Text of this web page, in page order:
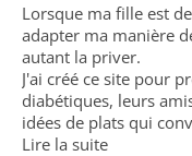
Lorsque ma fille est
adapter ma manière
autant la priver.
J'ai créé ce site pour
diabétiques, leurs
idées de plats qui
Lire la suite